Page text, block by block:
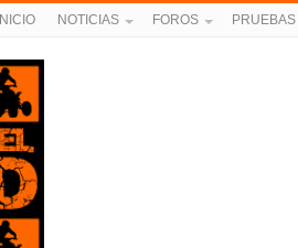
INICIO NOTICIAS FOROS PRUEBAS